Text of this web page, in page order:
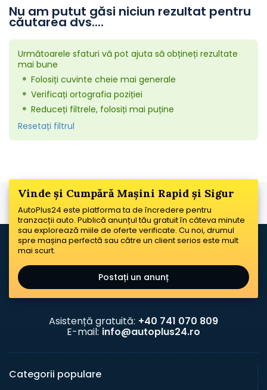
Nu am putut găsi niciun rezultat pentru
căutarea dvs....
Următoarele sfaturi vă pot ajuta să obțineți rezultate
mai bune
Folosiți cuvinte cheie mai generale
Verificați ortografia poziției
Reduceți filtrele, folosiți mai puține
Resetați filtrul
Vinde și Cumpără Mașini Rapid și Sigur
AutoPlus24 este platforma ta de încredere pentru
tranzacții auto. Publică anunțul tău gratuit în câteva minute
sau explorează miile de oferte verificate. Cu noi, drumul
spre mașina perfectă sau către un client serios este mult
mai scurt.
Postați un anunț
Asistență gratuită: +40 741 070 809
E-mail: info@autoplus24.ro
Categorii populare